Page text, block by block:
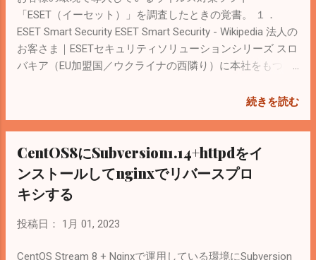
Business Basicを選択して「組織にお勧めのアップグレード
を表示する」 Microsoft 365 Business Standardへアップグ
レード Microsoft 365 Apps for businessへはアップグレー
ドできないらしい 「Microsoft 365 のすべての有料サブス
が付属しています。」と記載されているので、Apps for
Microsoft 365 管理者向けの統合アプリと Azure AD -
Microsoft 365 Enterprise | Microsoft Learn メニューの課金
情報→お使いの製品でBasicが無効になってStandardがアク
ティブになっているのを確認 ２．OneDriveの移行 ブラウザ
でOneDriveを開いてローカルの...
「ESET（イーセット）」を調査したときの覚書。 １．
ESET Smart Security ESET Smart Security - Wikipedia 法人の
お客さま｜ESETセキュリティソリューションシリーズ スロ
バキア（EU加盟国／ウクライナの西隣り）に本社をもつ
販売代理店。 教育機関、病院、官庁、地方自治体での導入
／１台 教育機関や官公庁ではさらに安くなる。 参考： 価
格｜ESET PROTECT Entry オンプレミス｜ESET PROTECTソ
リューション 主な特徴 対応OS： Windows／Mac／Linux／
Android インストールするとWindows defenderは無効化さ
れる。 参考： Windows DefenderとESET製品の共存につい
て | ESETサポート情報 メール監視／迷惑メールの自動振り
ュリティ管理ツール USBメモリや外部デバイスの制御 WEB
続きを読む
CentOS8にSubversion1.14+httpdをイ
ンストールしてnginxでリバースプロ
キシする
投稿日： 1月 01, 2023
CentOS Stream 8 + Nginxで運用している環境にSubversion